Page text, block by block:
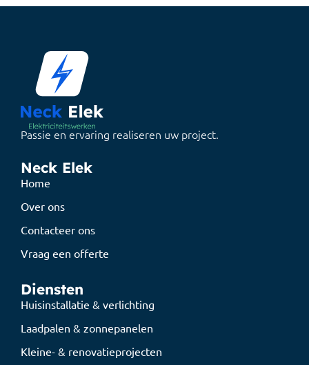
Passie en ervaring realiseren uw project.
Neck Elek
Home
Over ons
Contacteer ons
Vraag een offerte
Diensten
Huisinstallatie & verlichting
Laadpalen & zonnepanelen
Kleine- & renovatieprojecten